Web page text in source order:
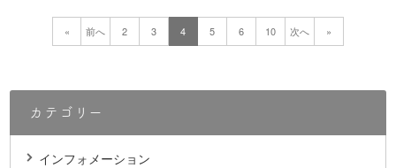
« 前へ 2 3 4 5 6 10 次へ »
カテゴリー
インフォメーション